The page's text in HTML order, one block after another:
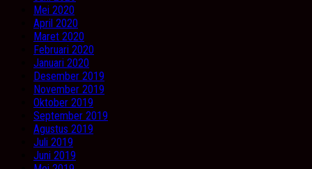
Mei 2020
April 2020
Maret 2020
Februari 2020
Januari 2020
Desember 2019
November 2019
Oktober 2019
September 2019
Agustus 2019
Juli 2019
Juni 2019